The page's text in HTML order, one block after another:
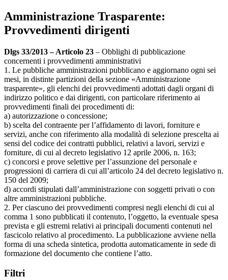
Amministrazione Trasparente:
Provvedimenti dirigenti
Dlgs 33/2013 – Articolo 23 – Obblighi di pubblicazione
concernenti i provvedimenti amministrativi
1. Le pubbliche amministrazioni pubblicano e aggiornano ogni sei
mesi, in distinte partizioni della sezione «Amministrazione
trasparente», gli elenchi dei provvedimenti adottati dagli organi di
indirizzo politico e dai dirigenti, con particolare riferimento ai
provvedimenti finali dei procedimenti di:
a) autorizzazione o concessione;
b) scelta del contraente per l’affidamento di lavori, forniture e
servizi, anche con riferimento alla modalità di selezione prescelta ai
sensi del codice dei contratti pubblici, relativi a lavori, servizi e
forniture, di cui al decreto legislativo 12 aprile 2006, n. 163;
c) concorsi e prove selettive per l’assunzione del personale e
progressioni di carriera di cui all’articolo 24 del decreto legislativo n.
150 del 2009;
d) accordi stipulati dall’amministrazione con soggetti privati o con
altre amministrazioni pubbliche.
2. Per ciascuno dei provvedimenti compresi negli elenchi di cui al
comma 1 sono pubblicati il contenuto, l’oggetto, la eventuale spesa
prevista e gli estremi relativi ai principali documenti contenuti nel
fascicolo relativo al procedimento. La pubblicazione avviene nella
forma di una scheda sintetica, prodotta automaticamente in sede di
formazione del documento che contiene l’atto.
Filtri